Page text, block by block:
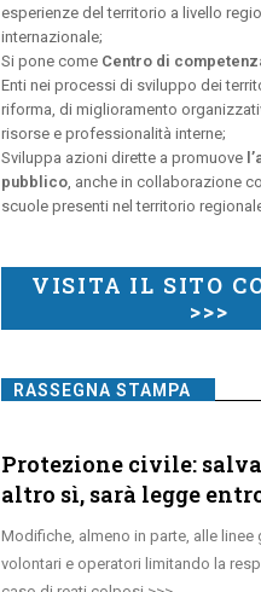
esperienze del territorio a livello
internazionale;
Si pone come Centro di
Enti nei processi di sviluppo dei
riforma, di miglioramento
risorse e professionalità interne;
Sviluppa azioni dirette a promuove
pubblico, anche in collaborazione
scuole presenti nel territorio
VISITA IL SITO
>>>
RASSEGNA STAMPA
Protezione civile:
altro sì, sarà legge
Modifiche, almeno in parte, alle linee
volontari e operatori limitando la